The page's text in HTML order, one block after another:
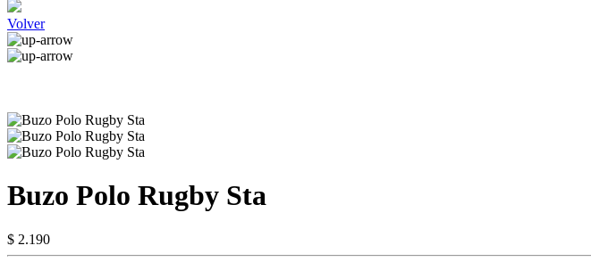
Volver
Buzo Polo Rugby Sta
$ 2.190